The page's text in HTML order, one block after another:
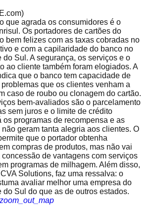
que agrada os consumidores é o
Os portadores de cartões do
bem felizes com as taxas cobradas no
e com a capilaridade do banco no
do Sul. A segurança, os serviços e o
ao cliente também foram elogiados. A
que o banco tem capacidade de
que os clientes venham a
caso de roubo ou clonagem do cartão.
bem-avaliados são o parcelamento
sem juros e o limite de crédito
os programas de recompensa e as
não geram tanta alegria aos clientes. O
que o portador obtenha
compras de produtos, mas não vai
concessão de vantagens com serviços
programas de milhagem. Além disso,
Solutions, faz uma ressalva: o
avaliar melhor uma empresa do
do Sul do que as de outros estados.
zoom_out_map